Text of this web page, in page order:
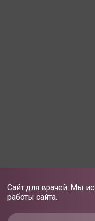
Сайт для врачей. Мы
работы сайта.